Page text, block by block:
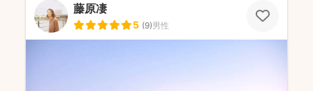
藤原凄
5 (9)男性